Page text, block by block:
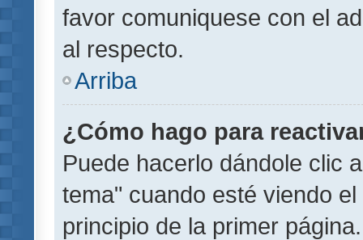
favor comuniquese con el
al respecto.
Arriba
¿Cómo hago para
Puede hacerlo dándole clic
tema" cuando esté viendo
principio de la primer